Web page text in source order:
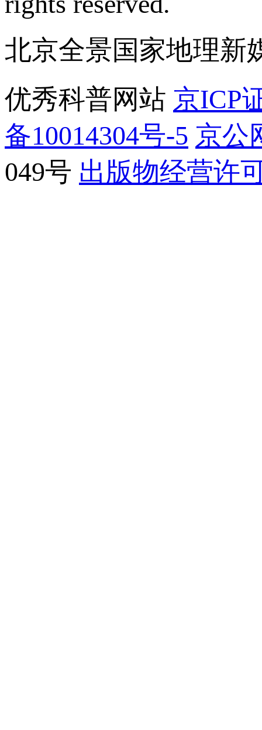
北京全景国家地理新
优秀科普网站 京ICP
备10014304号-5 京公
049号 出版物经营许